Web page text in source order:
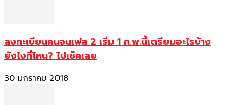
ลงทะเบียนคนจนเฟส 2 เริ่ม 1 ก.พ.นี้เตรียมอะไรบ้าง
ยังไงที่ไหน? ไปเช็คเลย
30 มกราคม 2018